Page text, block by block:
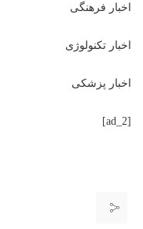
اخبار فرهنگی
اخبار تکنولوژی
اخبار پزشکی
[ad_2]